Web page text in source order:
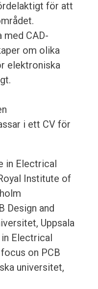
för att
med CAD-
om olika
elektroniska
i ett CV för
in Electrical
Institute of
Design and
Uppsala
Electrical
on PCB
universitet,